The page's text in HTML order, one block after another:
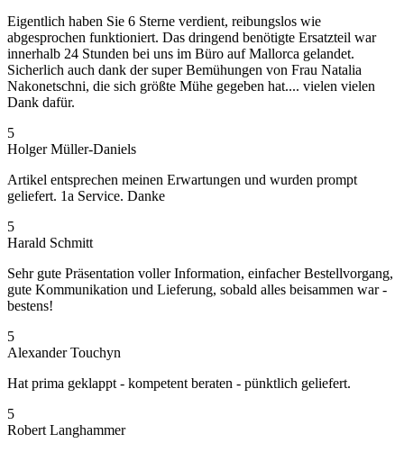
Eigentlich haben Sie 6 Sterne verdient, reibungslos wie
abgesprochen funktioniert. Das dringend benötigte Ersatzteil war
innerhalb 24 Stunden bei uns im Büro auf Mallorca gelandet.
Sicherlich auch dank der super Bemühungen von Frau Natalia
Nakonetschni, die sich größte Mühe gegeben hat.... vielen vielen
Dank dafür.
5
Holger Müller-Daniels
Artikel entsprechen meinen Erwartungen und wurden prompt
geliefert. 1a Service. Danke
5
Harald Schmitt
Sehr gute Präsentation voller Information, einfacher Bestellvorgang,
gute Kommunikation und Lieferung, sobald alles beisammen war -
bestens!
5
Alexander Touchyn
Hat prima geklappt - kompetent beraten - pünktlich geliefert.
5
Robert Langhammer